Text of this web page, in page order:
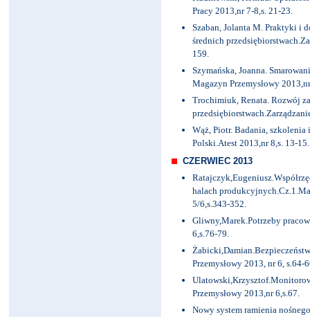
Pracy 2013,nr 7-8,s. 21-23.
Szaban, Jolanta M. Praktyki i
średnich
159.
Szymańska, Joanna.
Magazyn Przemysłowy
Trochimiuk, Renata. Rozwój
Wąż, Piotr. Badania,
Polski.Atest 2013,nr 8,s. 13-15.
CZERWIEC 2013
halach
5/6,s.343-352.
Gliwny,Marek.Potrzeby
6,s.76-79.
Przemysłowy 2013, nr 6, s.64-
Przemysłowy 2013,nr 6,s.67.
Nowy system ramienia